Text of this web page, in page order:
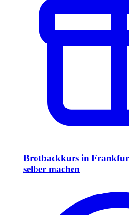
Brotbackkurs in
selber machen